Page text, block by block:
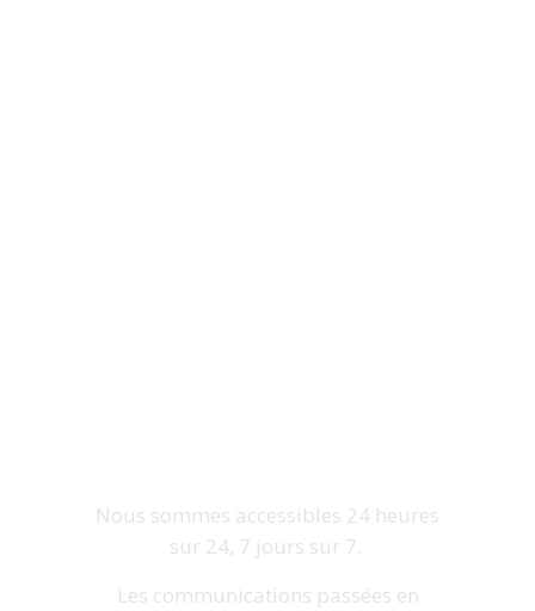
Nous sommes accessibles 24 heures
sur 24, 7 jours sur 7.
Les communications passées en